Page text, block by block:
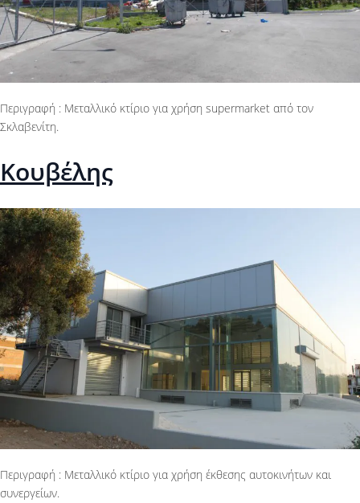
Περιγραφή : Μεταλλικό κτίριο για χρήση supermarket από τον
Σκλαβενίτη.
Κουβέλης
Περιγραφή : Μεταλλικό κτίριο για χρήση έκθεσης αυτοκινήτων και
συνεργείων.